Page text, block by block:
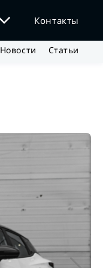
Контакты
Новости Статьи